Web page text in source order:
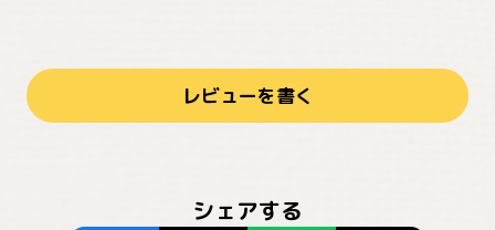
レビューを書く
シェアする